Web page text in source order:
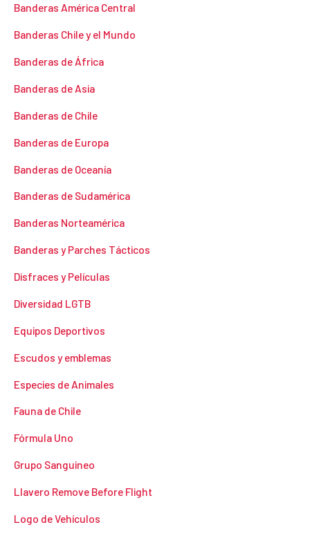
Banderas América Central
Banderas Chile y el Mundo
Banderas de África
Banderas de Asia
Banderas de Chile
Banderas de Europa
Banderas de Oceanía
Banderas de Sudamérica
Banderas Norteamérica
Banderas y Parches Tácticos
Disfraces y Películas
Diversidad LGTB
Equipos Deportivos
Escudos y emblemas
Especies de Animales
Fauna de Chile
Fórmula Uno
Grupo Sanguineo
Llavero Remove Before Flight
Logo de Vehículos